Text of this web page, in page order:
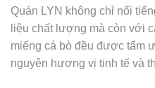
Quán LYN không chỉ nổi
liệu chất lượng mà còn với
miếng cá bò đều được tẩm
nguyên hương vị tinh tế và